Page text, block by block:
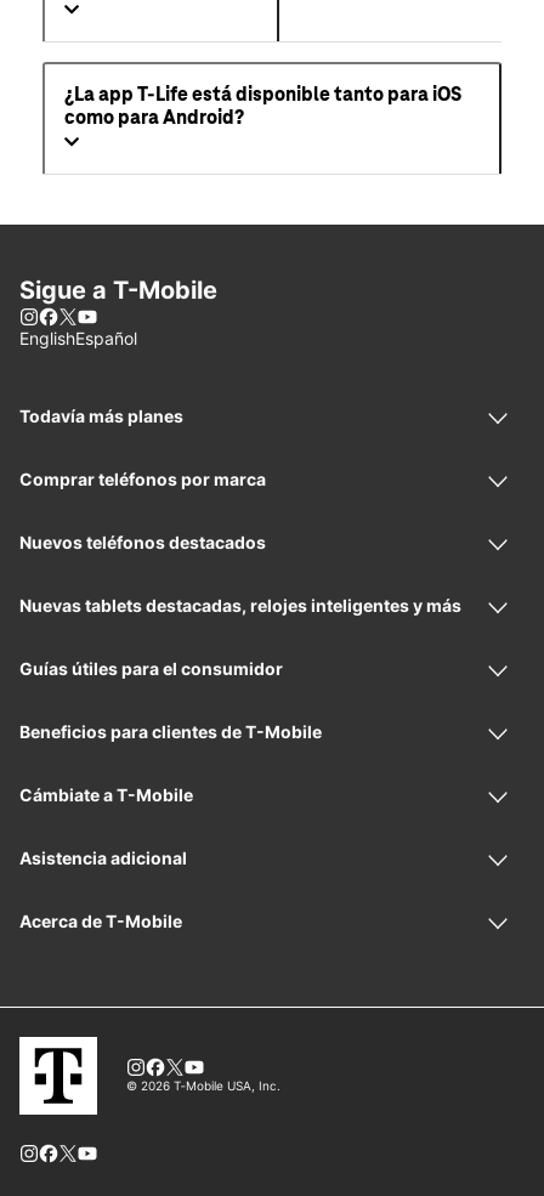
¿La app T-Life está disponible tanto para iOS
como para Android?